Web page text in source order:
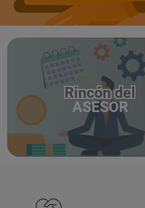
Rincón del
ASESOR